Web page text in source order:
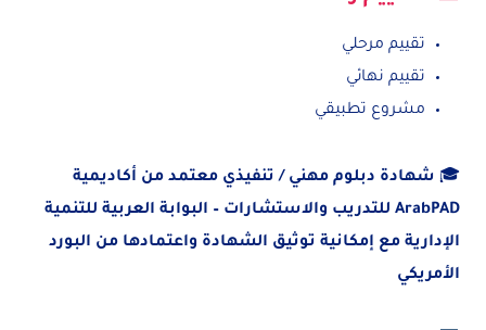
تقييم مرحلي
تقييم نهائي
مشروع تطبيقي
🎓 شهادة دبلوم مهني / تنفيذي معتمد من أكاديمية
ArabPAD للتدريب والاستشارات – البوابة العربية للتنمية
الإدارية مع إمكانية توثيق الشهادة واعتمادها من البورد
الأمريكي